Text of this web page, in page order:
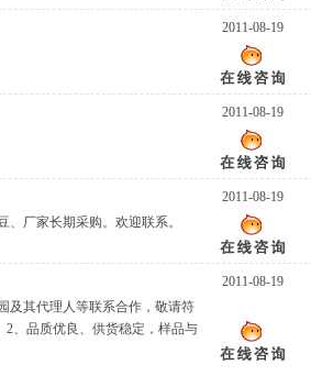
2011-08-19
2011-08-19
2011-08-19
厂家长期采购。欢迎联系。
2011-08-19
及其代理人等联系合作，敬请符
、品质优良、供货稳定，样品与